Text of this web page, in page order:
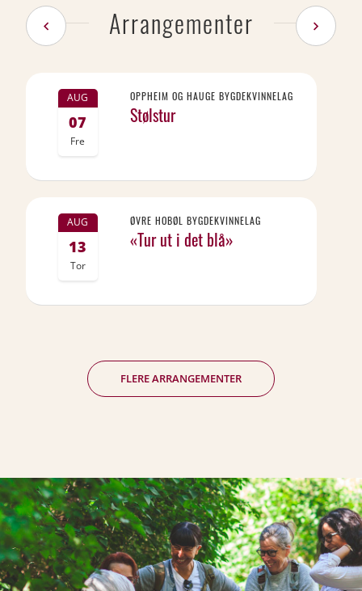
Arrangementer
AUG
07
Fre
OPPHEIM OG HAUGE BYGDEKVINNELAG
Stølstur
AUG
13
Tor
ØVRE HOBØL BYGDEKVINNELAG
«Tur ut i det blå»
FLERE ARRANGEMENTER